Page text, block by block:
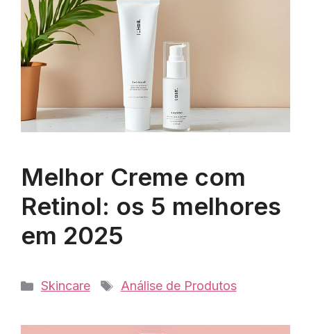
Melhor Creme com
Retinol: os 5 melhores
em 2025
Categorias
Skincare Tags
Análise de Produtos